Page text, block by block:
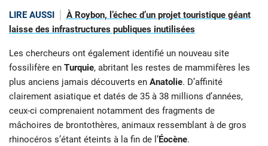
LIRE AUSSI
À Roybon, l’échec d’un projet touristique géant
laisse des infrastructures publiques inutilisées
Les chercheurs ont également identifié un nouveau site
fossilifère en Turquie, abritant les restes de mammifères les
plus anciens jamais découverts en Anatolie. D’affinité
clairement asiatique et datés de 35 à 38 millions d’années,
ceux-ci comprenaient notamment des fragments de
mâchoires de brontothères, animaux ressemblant à de gros
rhinocéros s’étant éteints à la fin de l’Éocène.